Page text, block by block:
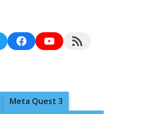
FacebookYouTubeRSS Feed
Meta Quest 3